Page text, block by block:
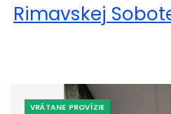
Rimavskej
VRÁTANE PROVÍZIE